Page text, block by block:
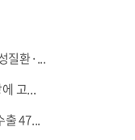
질환·...
고...
출 47...